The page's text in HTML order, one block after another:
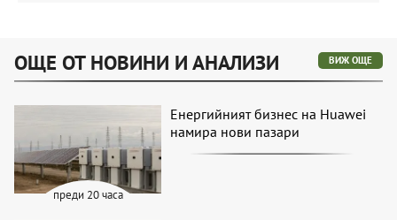
ОЩЕ ОТ НОВИНИ И АНАЛИЗИ ВИЖ ОЩЕ
преди 20 часа
Енергийният бизнес на Huawei
намира нови пазари